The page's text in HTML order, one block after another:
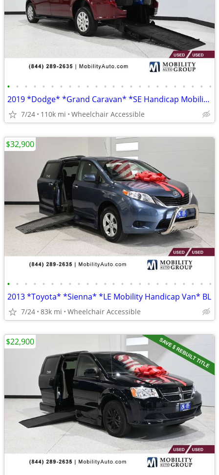
• • • • • • • • • • • • • • • • • • • • • • • •
2019 *Dodge* *Grand Caravan* *SE Handicap Mobility Van
7/24 110k mi Wheelchair Accessible
• • • • • • • • • • • • • • • • • • • • • • • •
2013 *Toyota* *Sienna* *LE Mobility Handicap Van* BL
7/24 83k mi Wheelchair Accessible
$32,900
$22,900